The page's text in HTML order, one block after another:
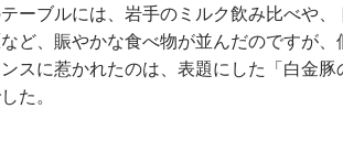
ーブルには、岩手のミルク飲み比べや、
ど、賑やかな食べ物が並んだのですが
スに惹かれたのは、表題にした「白金
た。